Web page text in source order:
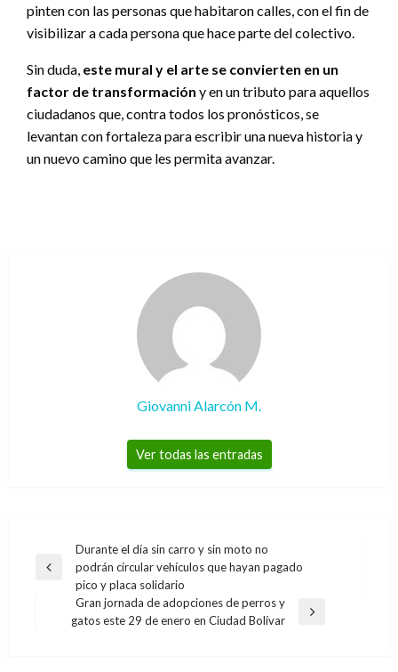
pinten con las personas que habitaron calles, con el fin de
visibilizar a cada persona que hace parte del colectivo.
Sin duda, este mural y el arte se convierten en un
factor de transformación y en un tributo para aquellos
ciudadanos que, contra todos los pronósticos, se
levantan con fortaleza para escribir una nueva historia y
un nuevo camino que les permita avanzar.
Giovanni Alarcón M.
Ver todas las entradas
Navegación
de
entradas
Entrada
anterior
Durante el día sin carro y sin moto no
podrán circular vehículos que hayan pagado
pico y placa solidario
Entrada
Gran jornada de adopciones de perros y
gatos este 29 de enero en Ciudad Bolívar